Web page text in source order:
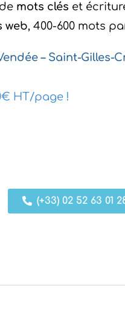
mots clés et
web, 400-600 mots
– Saint-Gilles-
HT/page !
(+33) 02 52 63 01